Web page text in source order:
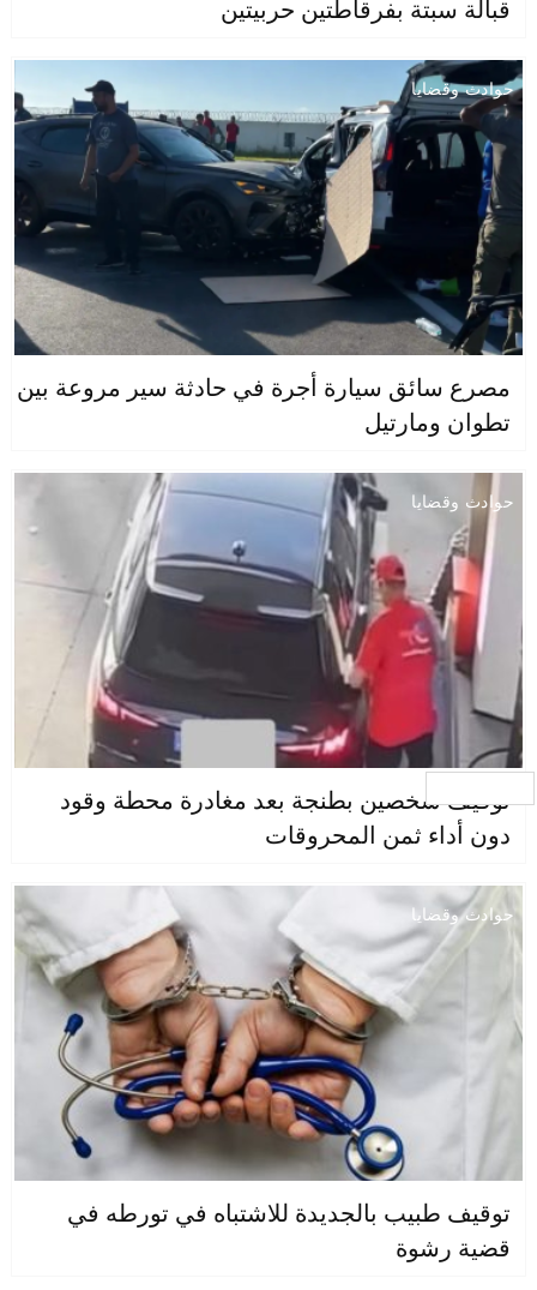
قبالة سبتة بفرقاطتين حربيتين
حوادث وقضايا
مصرع سائق سيارة أجرة في حادثة سير مروعة بين
تطوان ومارتيل
حوادث وقضايا
توقيف شخصين بطنجة بعد مغادرة محطة وقود
دون أداء ثمن المحروقات
حوادث وقضايا
توقيف طبيب بالجديدة للاشتباه في تورطه في
قضية رشوة